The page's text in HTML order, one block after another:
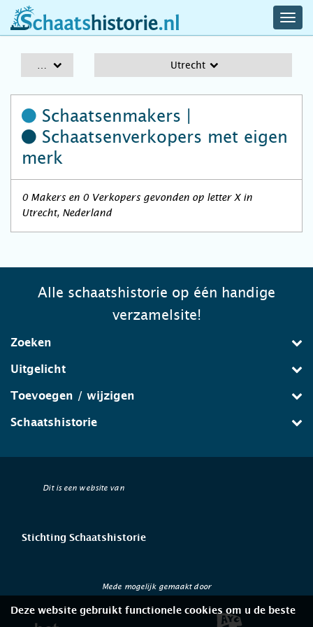
schaatshistorie.nl
Utrecht
Schaatsenmakers |
Schaatsenverkopers met eigen
merk
0 Makers en 0 Verkopers gevonden op letter X in
Utrecht, Nederland
Alle schaatshistorie op één handige
verzamelsite!
Zoeken
Uitgelicht
Toevoegen / wijzigen
Schaatshistorie
Dit is een website van
Stichting Schaatshistorie
Mede mogelijk gemaakt door
Deze website gebruikt functionele cookies om u de beste